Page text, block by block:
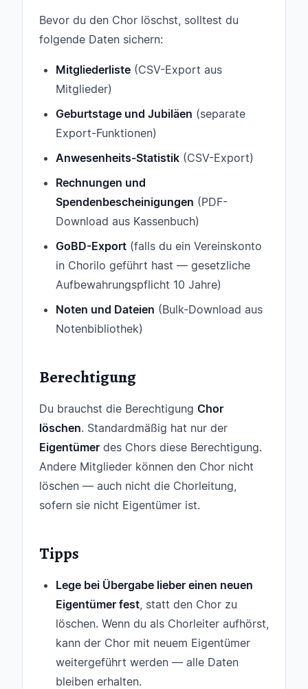
Bevor du den Chor löschst, solltest du
folgende Daten sichern:
Mitgliederliste (CSV-Export aus
Mitglieder)
Geburtstage und Jubiläen (separate
Export-Funktionen)
Anwesenheits-Statistik (CSV-Export)
Rechnungen und
Spendenbescheinigungen (PDF-
Download aus Kassenbuch)
GoBD-Export (falls du ein Vereinskonto
in Chorilo geführt hast — gesetzliche
Aufbewahrungspflicht 10 Jahre)
Noten und Dateien (Bulk-Download aus
Notenbibliothek)
Berechtigung
Du brauchst die Berechtigung Chor
löschen. Standardmäßig hat nur der
Eigentümer des Chors diese Berechtigung.
Andere Mitglieder können den Chor nicht
löschen — auch nicht die Chorleitung,
sofern sie nicht Eigentümer ist.
Tipps
Lege bei Übergabe lieber einen neuen
Eigentümer fest, statt den Chor zu
löschen. Wenn du als Chorleiter aufhörst,
kann der Chor mit neuem Eigentümer
weitergeführt werden — alle Daten
bleiben erhalten.